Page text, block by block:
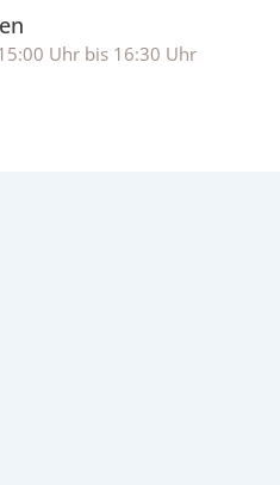
Uhr bis 16:30 Uhr